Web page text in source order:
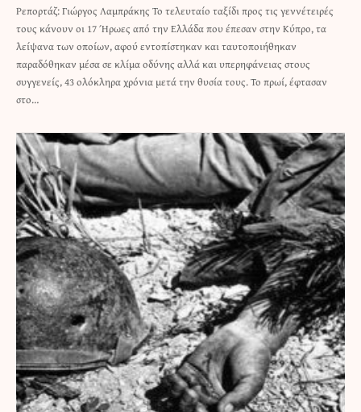
Ρεπορτάζ: Γιώργος Λαμπράκης Το τελευταίο ταξίδι προς τις γεννέτειρές
τους κάνουν οι 17 Ήρωες από την Ελλάδα που έπεσαν στην Κύπρο, τα
λείψανα των οποίων, αφού εντοπίστηκαν και ταυτοποιήθηκαν
παραδόθηκαν μέσα σε κλίμα οδύνης αλλά και υπερηφάνειας στους
συγγενείς, 43 ολόκληρα χρόνια μετά την θυσία τους. Το πρωί, έφτασαν
στο…